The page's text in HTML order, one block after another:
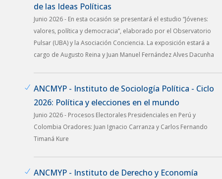
de las Ideas Políticas
Junio 2026 - En esta ocasión se presentará el estudio “Jóvenes:
valores, política y democracia”, elaborado por el Observatorio
Pulsar (UBA) y la Asociación Conciencia. La exposición estará a
cargo de Augusto Reina y Juan Manuel Fernández Alves Dacunha
ANCMYP - Instituto de Sociología Política - Ciclo
2026: Política y elecciones en el mundo
Junio 2026 - Procesos Electorales Presidenciales en Perú y
Colombia Oradores: Juan Ignacio Carranza y Carlos Fernando
Timaná Kure
ANCMYP - Instituto de Derecho y Economía